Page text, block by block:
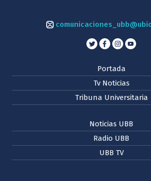
Portada
Tv Noticias
Tribuna Universitaria
Noticias UBB
Radio UBB
UBB TV